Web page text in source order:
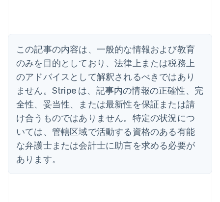
この記事の内容は、一般的な情報および教育
のみを目的としており、法律上または税務上
のアドバイスとして解釈されるべきではあり
ません。Stripe は、記事内の情報の正確性、完
全性、妥当性、または最新性を保証または請
け合うものではありません。特定の状況につ
いては、管轄区域で活動する資格のある有能
な弁護士または会計士に助言を求める必要が
あります。
イギリス
イタリア
Italiano English
インド
English
エストニア
English
オーストラリア
English
オーストリア
Deutsch English
オランダ
Nederlands